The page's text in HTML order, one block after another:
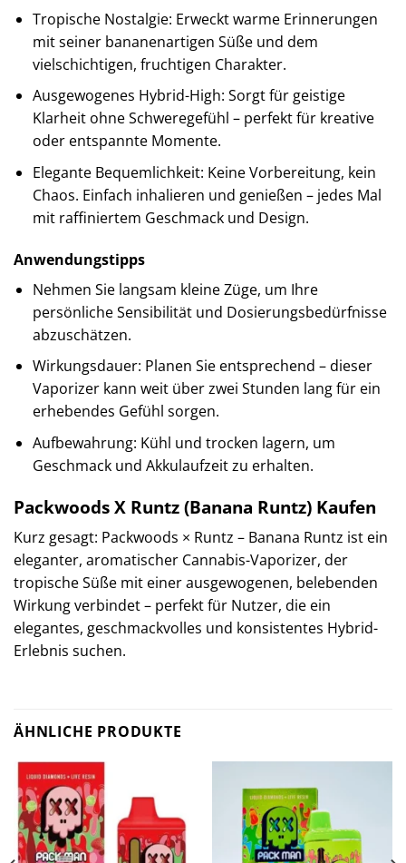
Tropische Nostalgie: Erweckt warme Erinnerungen
mit seiner bananenartigen Süße und dem
vielschichtigen, fruchtigen Charakter.
Ausgewogenes Hybrid-High: Sorgt für geistige
Klarheit ohne Schweregefühl – perfekt für kreative
oder entspannte Momente.
Elegante Bequemlichkeit: Keine Vorbereitung, kein
Chaos. Einfach inhalieren und genießen – jedes Mal
mit raffiniertem Geschmack und Design.
Anwendungstipps
Nehmen Sie langsam kleine Züge, um Ihre
persönliche Sensibilität und Dosierungsbedürfnisse
abzuschätzen.
Wirkungsdauer: Planen Sie entsprechend – dieser
Vaporizer kann weit über zwei Stunden lang für ein
erhebendes Gefühl sorgen.
Aufbewahrung: Kühl und trocken lagern, um
Geschmack und Akkulaufzeit zu erhalten.
Packwoods X Runtz (Banana Runtz) Kaufen
Kurz gesagt: Packwoods × Runtz – Banana Runtz ist ein
eleganter, aromatischer Cannabis-Vaporizer, der
tropische Süße mit einer ausgewogenen, belebenden
Wirkung verbindet – perfekt für Nutzer, die ein
elegantes, geschmackvolles und konsistentes Hybrid-
Erlebnis suchen.
ÄHNLICHE PRODUKTE